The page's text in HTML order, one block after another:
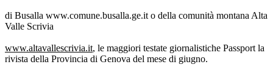
di Busalla www.comune.busalla.ge.it o della comunità montana Alta
Valle Scrivia
www.altavallescrivia.it, le maggiori testate giornalistiche Passport la
rivista della Provincia di Genova del mese di giugno.